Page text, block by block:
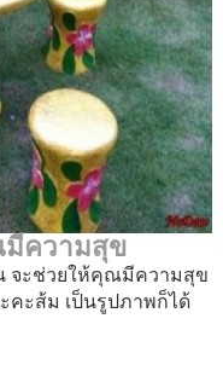
ความสุข
จะช่วยให้คุณมีความสุข
คะส้ม เป็นรูปภาพก็ได้